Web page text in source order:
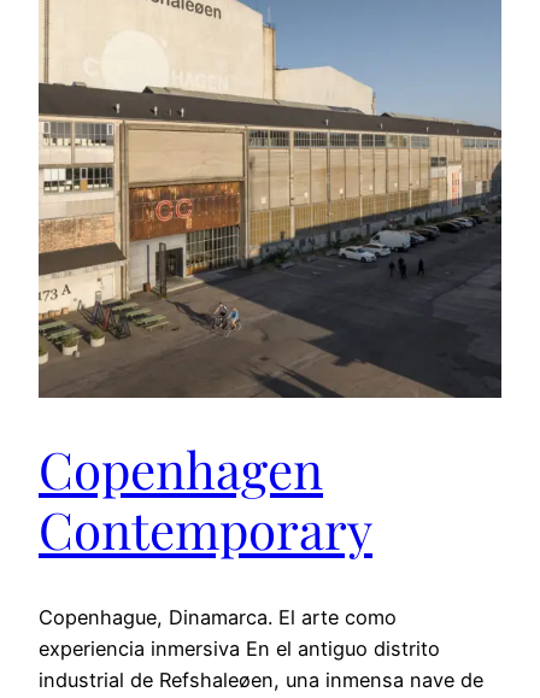
Copenhagen
Contemporary
Copenhague, Dinamarca. El arte como
experiencia inmersiva En el antiguo distrito
industrial de Refshaleøen, una inmensa nave de